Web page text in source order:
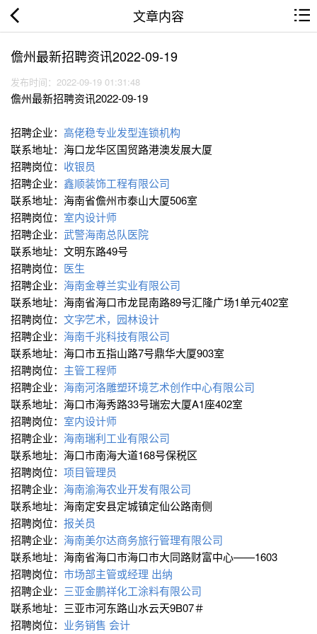
文章内容
儋州最新招聘资讯2022-09-19
发布时间：2022-09-19 01:31:48
儋州最新招聘资讯2022-09-19
招聘企业： 高佬稳专业发型连锁机构
联系地址：海口龙华区国贸路港澳发展大厦
招聘岗位： 收银员
招聘企业： 鑫顺装饰工程有限公司
联系地址：海南省儋州市泰山大厦506室
招聘岗位： 室内设计师
招聘企业： 武警海南总队医院
联系地址：文明东路49号
招聘岗位： 医生
招聘企业： 海南金尊兰实业有限公司
联系地址：海南省海口市龙昆南路89号汇隆广场1单元402室
招聘岗位： 文字∕艺术，园林设计
招聘企业： 海南千兆科技有限公司
联系地址：海口市五指山路7号鼎华大厦903室
招聘岗位： 主管工程师
招聘企业： 海南河洛雕塑环境艺术创作中心有限公司
联系地址：海口市海秀路33号瑞宏大厦A1座402室
招聘岗位： 室内设计师
招聘企业： 海南瑞利工业有限公司
联系地址：海口市南海大道168号保税区
招聘岗位： 项目管理员
招聘企业： 海南渝海农业开发有限公司
联系地址：海南定安县定城镇定仙公路南侧
招聘岗位： 报关员
招聘企业： 海南美尔达商务旅行管理有限公司
联系地址：海南省海口市海口市大同路财富中心——1603
招聘岗位： 市场部主管或经理 出纳
招聘企业： 三亚金鹏祥化工涂料有限公司
联系地址：三亚市河东路山水云天9B07＃
招聘岗位： 业务销售 会计